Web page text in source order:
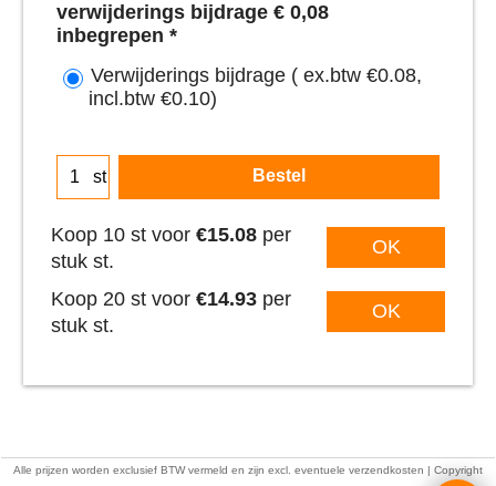
verwijderings bijdrage € 0,08
inbegrepen *
Verwijderings bijdrage ( ex.btw €0.08,
incl.btw €0.10)
st Bestel
Koop 10 st voor €15.08 per
stuk st.
OK
Koop 20 st voor €14.93 per
stuk st.
OK
Alle prijzen worden exclusief BTW vermeld en zijn excl. eventuele verzendkosten | Copyright